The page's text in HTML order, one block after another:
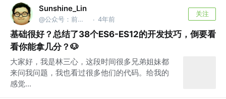
Sunshine_Lin
@公众号：前端之神 & B站：林三心的挖掘机 · 4年前
关注
基础很好？总结了38个ES6-ES12的开发技巧，倒要看
看你能拿几分？🐶
大家好，我是林三心，这段时间很多兄弟姐妹都
来问我问题，我也看过很多他们的代码。给我的
感觉...